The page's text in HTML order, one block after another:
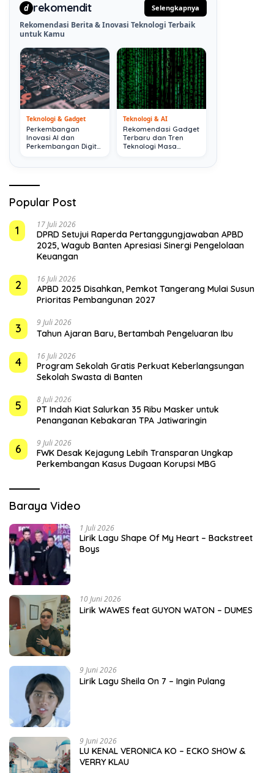
d rekomendit Selengkapnya
Rekomendasi Berita & Inovasi Teknologi Terbaik
untuk Kamu
Teknologi & Gadget
Perkembangan
Inovasi AI dan
Perkembangan Digital
Teknologi & AI
Rekomendasi Gadget
Terbaru dan Tren
Teknologi Masa
Popular Post
1
17 Juli 2026
DPRD Setujui Raperda Pertanggungjawaban APBD
2025, Wagub Banten Apresiasi Sinergi Pengelolaan
Keuangan
2 16 Juli 2026
APBD 2025 Disahkan, Pemkot Tangerang Mulai Susun
Prioritas Pembangunan 2027
3 9 Juli 2026
Tahun Ajaran Baru, Bertambah Pengeluaran Ibu
4 16 Juli 2026
Program Sekolah Gratis Perkuat Keberlangsungan
Sekolah Swasta di Banten
5 8 Juli 2026
PT Indah Kiat Salurkan 35 Ribu Masker untuk
Penanganan Kebakaran TPA Jatiwaringin
6 9 Juli 2026
FWK Desak Kejagung Lebih Transparan Ungkap
Perkembangan Kasus Dugaan Korupsi MBG
Baraya Video
1 Juli 2026
Lirik Lagu Shape Of My Heart – Backstreet
Boys
10 Juni 2026
Lirik WAWES feat GUYON WATON – DUMES
9 Juni 2026
Lirik Lagu Sheila On 7 – Ingin Pulang
9 Juni 2026
LU KENAL VERONICA KO – ECKO SHOW &
VERRY KLAU